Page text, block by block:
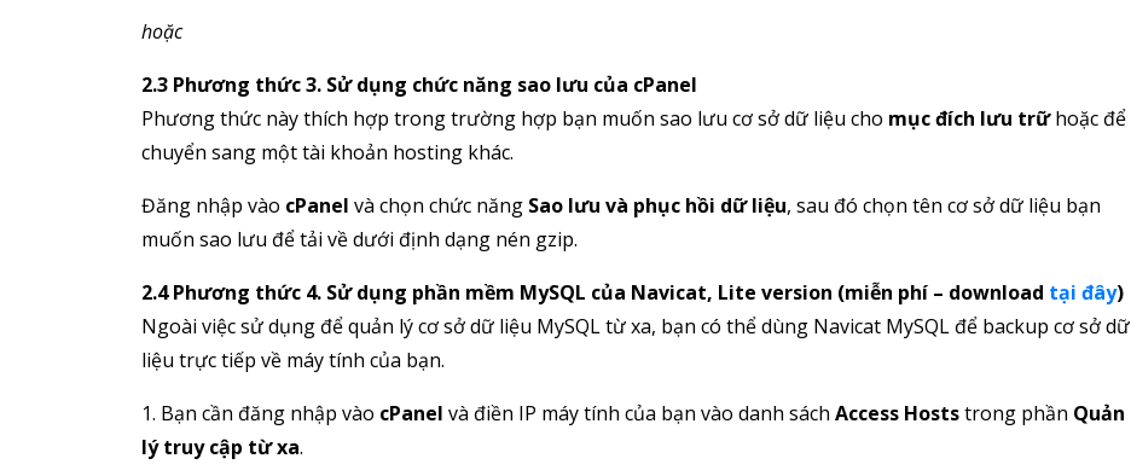
hoặc
2.3 Phương thức 3. Sử dụng chức năng sao lưu của cPanel
Phương thức này thích hợp trong trường hợp bạn muốn sao lưu cơ sở dữ liệu cho mục đích lưu trữhoặc để
chuyển sang một tài khoản hosting khác.
Đăng nhập vào cPanel và chọn chức năng Sao lưu và phục hồi dữ liệu, sau đó chọn tên cơ sở dữ liệu bạn
muốn sao lưu để tải về dưới định dạng nén gzip.
2.4 Phương thức 4. Sử dụng phần mềm MySQL của Navicat, Lite version (miễn phí – download tại đây)
Ngoài việc sử dụng để quản lý cơ sở dữ liệu MySQL từ xa, bạn có thể dùng Navicat MySQL để backup cơ sở dữ
liệu trực tiếp về máy tính của bạn.
1. Bạn cần đăng nhập vào cPanel và điền IP máy tính của bạn vào danh sách Access Hoststrong phần Quản
lý truy cập từ xa.